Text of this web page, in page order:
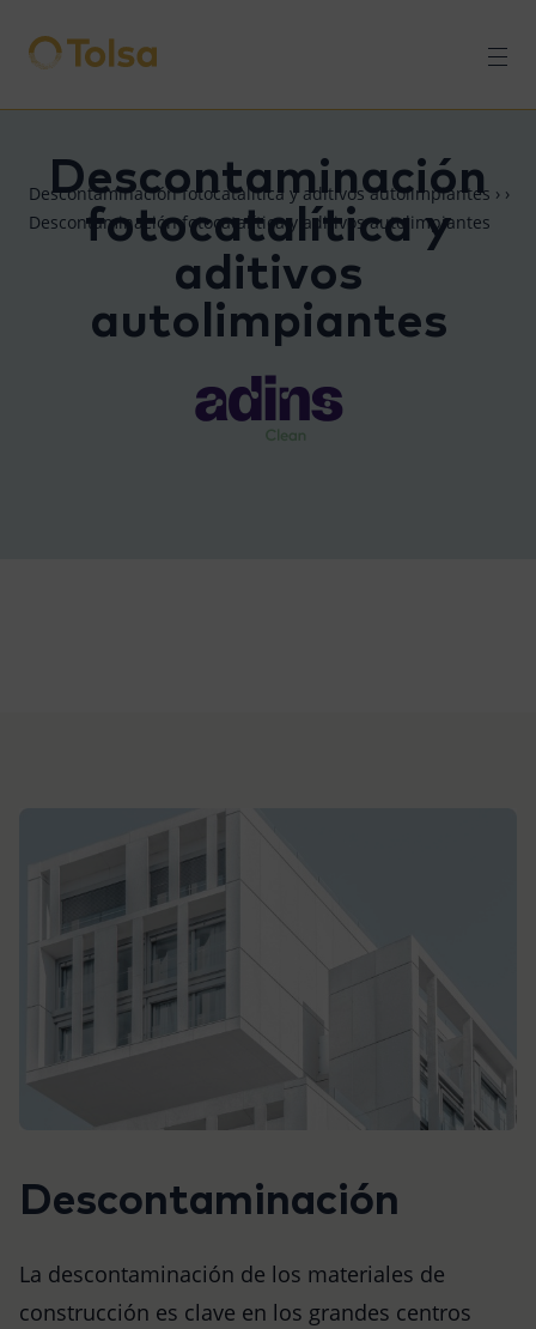
Descontaminación fotocatalítica y aditivos autolimpiantes › ›
Descontaminación fotocatalítica y aditivos autolimpiantes
Descontaminación
fotocatalítica y
aditivos
autolimpiantes
Descontaminación
La descontaminación de los materiales de
construcción es clave en los grandes centros